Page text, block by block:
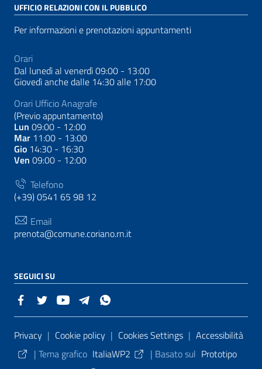
UFFICIO RELAZIONI CON IL PUBBLICO
Per informazioni e prenotazioni appuntamenti
Orari
Dal lunedì al venerdì 09:00 - 13:00
Giovedì anche dalle 14:30 alle 17:00
Orari Ufficio Anagrafe
(Previo appuntamento)
Lun 09:00 - 12:00
Mar 11:00 - 13:00
Gio 14:30 - 16:30
Ven 09:00 - 12:00
Telefono
(+39) 0541 65 98 12
Email
prenota@comune.coriano.rn.it
SEGUICI SU
Sezione Link Utili
Privacy | Cookie policy | Cookies Settings | Accessibilità
| Tema grafico ItaliaWP2 | Basato sul Prototipo